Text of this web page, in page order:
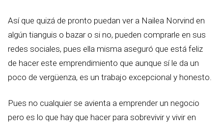
Así que quizá de pronto puedan ver a Nailea Norvind en
algún tianguis o bazar o si no, pueden comprarle en sus
redes sociales, pues ella misma aseguró que está feliz
de hacer este emprendimiento que aunque sí le da un
poco de vergüenza, es un trabajo excepcional y honesto.
Pues no cualquier se avienta a emprender un negocio
pero es lo que hay que hacer para sobrevivir y vivir en